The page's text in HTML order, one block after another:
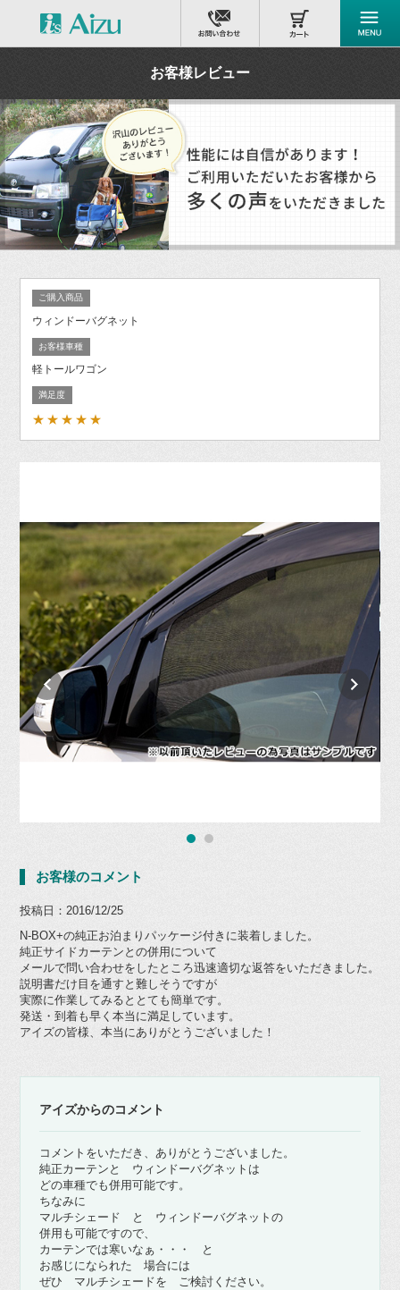
お客様レビュー
ご購入商品
ウィンドーバグネット
お客様車種
軽トールワゴン
満足度
★★★★★
お客様のコメント
投稿日：2016/12/25
N-BOX+の純正お泊まりパッケージ付きに装着しました。
純正サイドカーテンとの併用について
メールで問い合わせをしたところ迅速適切な返答をいただきました。
説明書だけ目を通すと難しそうですが
実際に作業してみるととても簡単です。
発送・到着も早く本当に満足しています。
アイズの皆様、本当にありがとうございました！
アイズからのコメント
コメントをいただき、ありがとうございました。
純正カーテンと ウィンドーバグネットは
どの車種でも併用可能です。
ちなみに
マルチシェード と ウィンドーバグネットの
併用も可能ですので、
カーテンでは寒いなぁ・・・ と
お感じになられた 場合には
ぜひ マルチシェードを ご検討ください。